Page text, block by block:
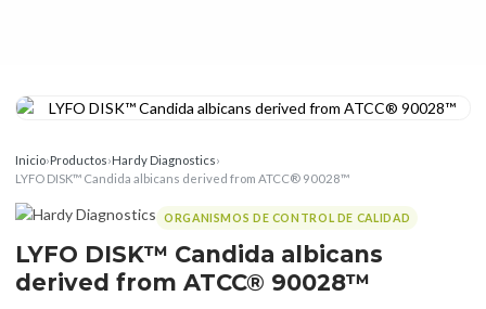
Inicio›Productos›Hardy Diagnostics›
LYFO DISK™ Candida albicans derived from ATCC® 90028™
ORGANISMOS DE CONTROL DE CALIDAD
LYFO DISK™ Candida albicans
derived from ATCC® 90028™